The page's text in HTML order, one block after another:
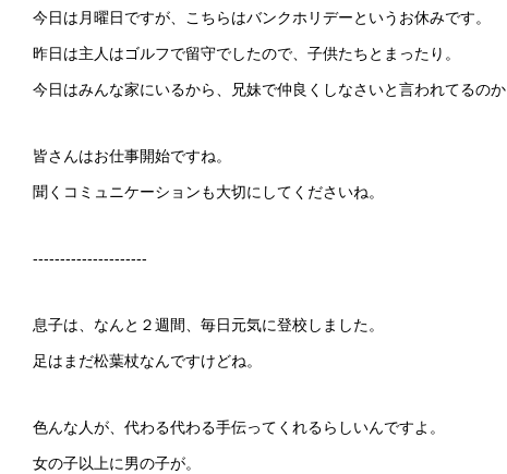
今日は月曜日ですが、こちらはバンクホリデーというお休みです。
昨日は主人はゴルフで留守でしたので、子供たちとまったり。
今日はみんな家にいるから、兄妹で仲良くしなさいと言われてるの
皆さんはお仕事開始ですね。
聞くコミュニケーションも大切にしてくださいね。
‐‐‐‐‐‐‐‐‐‐‐‐‐‐‐‐‐‐‐‐‐
息子は、なんと２週間、毎日元気に登校しました。
足はまだ松葉杖なんですけどね。
色んな人が、代わる代わる手伝ってくれるらしいんですよ。
女の子以上に男の子が。